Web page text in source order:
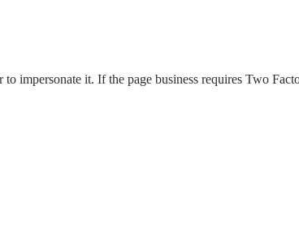
impersonate it. If the page business requires Two